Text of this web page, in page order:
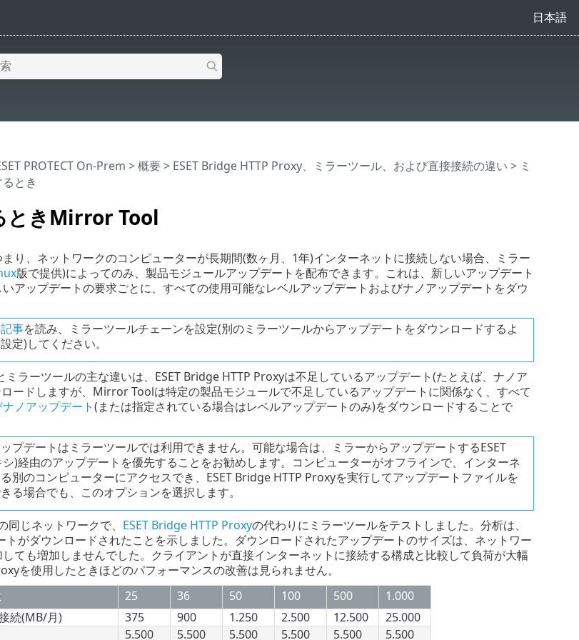
日本語
ときMirror Tool
PROTECT On-Prem >概要> ESET Bridge HTTP Proxy、ミラーツール、および直接接続の違い > ミ
とき
り、ネットワークのコンピューターが長期間(数ヶ月、1年)インターネットに接続しない場合、ミラー
版で提供)によってのみ、製品モジュールアップデートを配布できます。これは、新しいアップデート
アップデートの要求ごとに、すべての使用可能なレベルアップデートおよびナノアップデートをダウ
事を読み、ミラーツールチェーンを設定(別のミラーツールからアップデートをダウンロードするよ
定)してください。
ミラーツールの主な違いは、ESET Bridge HTTP Proxyは不足しているアップデート(たとえば、ナノア
ードしますが、Mirror Toolは特定の製品モジュールで不足しているアップデートに関係なく、すべて
ノアップデート(または指定されている場合はレベルアップデートのみ)をダウンロードすることで
プデートはミラーツールでは利用できません。可能な場合は、ミラーからアップデートするESET
)経由のアップデートを優先することをお勧めします。コンピューターがオフラインで、インターネ
別のコンピューターにアクセスでき、ESET Bridge HTTP Proxyを実行してアップデートファイルを
る場合でも、このオプションを選択します。
じネットワークで、 ESET Bridge HTTP Proxyの代わりにミラーツールをテストしました。分析は、
トがダウンロードされたことを示しました。ダウンロードされたアップデートのサイズは、ネットワー
ても増加しませんでした。クライアントが直接インターネットに接続する構成と比較して負荷が大幅
を使用したときほどのパフォーマンスの改善は見られません。
25 36 50 100 500
1.000
続(MB/月)
375 900 1.250 2.500 12.500
25.000
5.500 5.500 5.500 5.500 5.500 5.500